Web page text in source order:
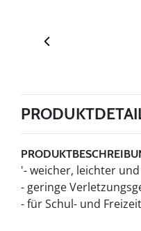
'- weicher, leichter
- geringe
- für Schul- und